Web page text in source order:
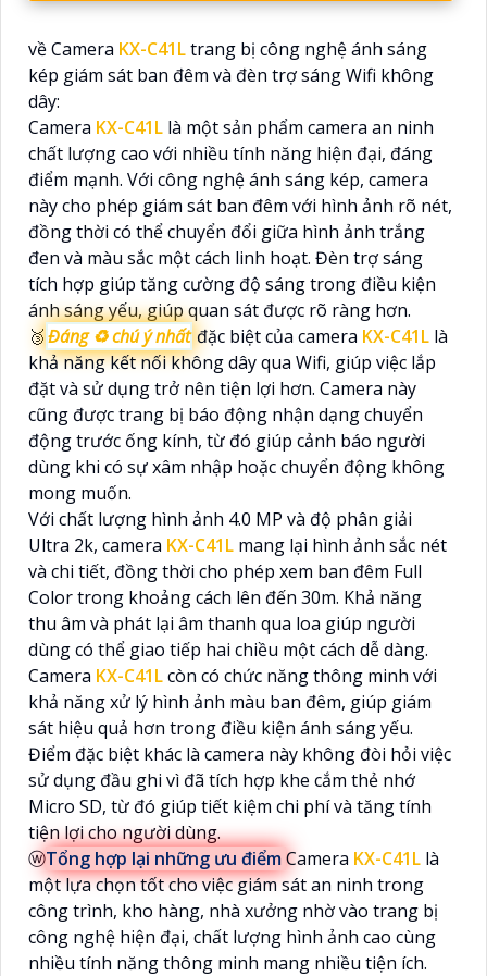
về Camera KX-C41Ltrang bị công nghệ ánh sáng
kép giám sát ban đêm và đèn trợ sáng Wifi không
dây:
Camera KX-C41L là một sản phẩm camera an ninh
chất lượng cao với nhiều tính năng hiện đại, đáng
điểm mạnh. Với công nghệ ánh sáng kép, camera
này cho phép giám sát ban đêm với hình ảnh rõ nét,
đồng thời có thể chuyển đổi giữa hình ảnh trắng
đen và màu sắc một cách linh hoạt. Đèn trợ sáng
tích hợp giúp tăng cường độ sáng trong điều kiện
ánh sáng yếu, giúp quan sát được rõ ràng hơn.
🥉Đáng ♻️ chú ý nhất đặc biệt của camera KX-C41L là
khả năng kết nối không dây qua Wifi, giúp việc lắp
đặt và sử dụng trở nên tiện lợi hơn. Camera này
cũng được trang bị báo động nhận dạng chuyển
động trước ống kính, từ đó giúp cảnh báo người
dùng khi có sự xâm nhập hoặc chuyển động không
mong muốn.
Với chất lượng hình ảnh 4.0 MP và độ phân giải
Ultra 2k, camera KX-C41L mang lại hình ảnh sắc nét
và chi tiết, đồng thời cho phép xem ban đêm Full
Color trong khoảng cách lên đến 30m. Khả năng
thu âm và phát lại âm thanh qua loa giúp người
dùng có thể giao tiếp hai chiều một cách dễ dàng.
Camera KX-C41Lcòn có chức năng thông minh với
khả năng xử lý hình ảnh màu ban đêm, giúp giám
sát hiệu quả hơn trong điều kiện ánh sáng yếu.
Điểm đặc biệt khác là camera này không đòi hỏi việc
sử dụng đầu ghi vì đã tích hợp khe cắm thẻ nhớ
Micro SD, từ đó giúp tiết kiệm chi phí và tăng tính
tiện lợi cho người dùng.
ⓦTổng hợp lại những ưu điểmCamera KX-C41L là
một lựa chọn tốt cho việc giám sát an ninh trong
công trình, kho hàng, nhà xưởng nhờ vào trang bị
công nghệ hiện đại, chất lượng hình ảnh cao cùng
nhiều tính năng thông minh mang nhiều tiện ích.